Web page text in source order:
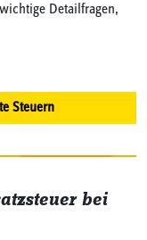
Detailfragen,
Steuern
bei